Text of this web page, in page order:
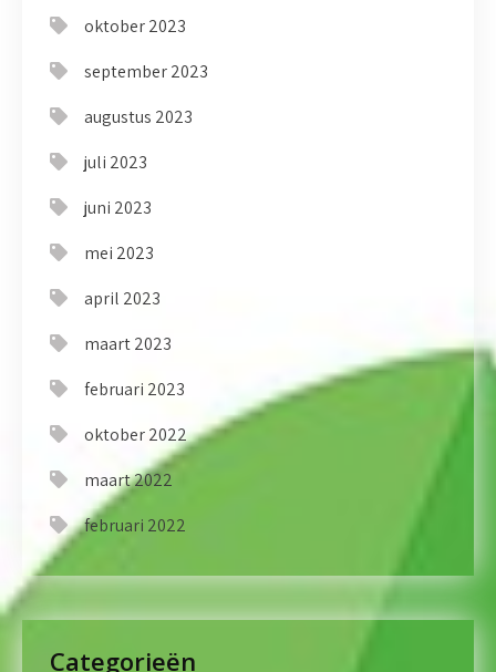
oktober 2023
september 2023
augustus 2023
juli 2023
juni 2023
mei 2023
april 2023
maart 2023
februari 2023
oktober 2022
maart 2022
februari 2022
Categorieën